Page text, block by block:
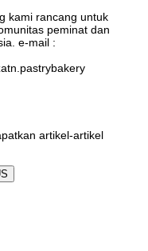
kami rancang untuk
peminat dan
e-mail :
artikel-artikel